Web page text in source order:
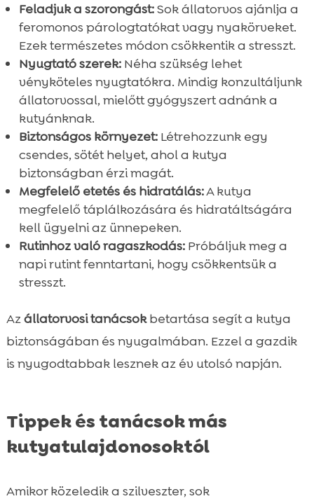
Feladjuk a szorongást:Sok állatorvos ajánlja a
feromonos párologtatókat vagy nyakörveket.
Ezek természetes módon csökkentik a stresszt.
Nyugtató szerek:Néha szükség lehet
vényköteles nyugtatókra. Mindig konzultáljunk
állatorvossal, mielőtt gyógyszert adnánk a
kutyánknak.
Biztonságos környezet:Létrehozzunk egy
csendes, sötét helyet, ahol a kutya
biztonságban érzi magát.
Megfelelő etetés és hidratálás:A kutya
megfelelő táplálkozására és hidratáltságára
kell ügyelni az ünnepeken.
Rutinhoz való ragaszkodás:Próbáljuk meg a
napi rutint fenntartani, hogy csökkentsük a
stresszt.
Azállatorvosi tanácsokbetartása segít a kutya
biztonságában és nyugalmában. Ezzel a gazdik
is nyugodtabbak lesznek az év utolsó napján.
Tippek és tanácsok más
kutyatulajdonosoktól
Amikor közeledik a szilveszter, sok